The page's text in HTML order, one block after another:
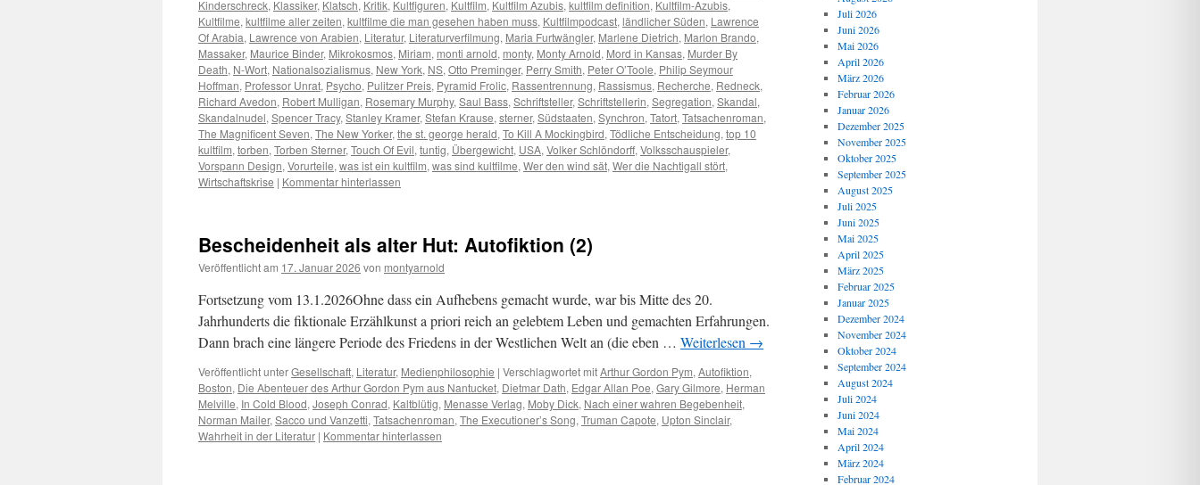
Kinderschreck, Klassiker, Klatsch, Kritik, Kultfiguren, Kultfilm, Kultfilm Azubis, kultfilm definition, Kultfilm-Azubis,
Kultfilme, kultfilme aller zeiten, kultfilme die man gesehen haben muss, Kultfilmpodcast, ländlicher Süden, Lawrence
Of Arabia, Lawrence von Arabien, Literatur, Literaturverfilmung, Maria Furtwängler, Marlene Dietrich, Marlon Brando,
Massaker, Maurice Binder, Mikrokosmos, Miriam, monti arnold, monty, Monty Arnold, Mord in Kansas, Murder By
Death, N-Wort, Nationalsozialismus, New York, NS, Otto Preminger, Perry Smith, Peter O’Toole, Philip Seymour
Hoffman, Professor Unrat, Psycho, Pulitzer Preis, Pyramid Frolic, Rassentrennung, Rassismus, Recherche, Redneck,
Richard Avedon, Robert Mulligan, Rosemary Murphy, Saul Bass, Schriftsteller, Schriftstellerin, Segregation, Skandal,
Skandalnudel, Spencer Tracy, Stanley Kramer, Stefan Krause, sterner, Südstaaten, Synchron, Tatort, Tatsachenroman,
The Magnificent Seven, The New Yorker, the st. george herald, To Kill A Mockingbird, Tödliche Entscheidung, top 10
kultfilm, torben, Torben Sterner, Touch Of Evil, tuntig, Übergewicht, USA, Volker Schlöndorff, Volksschauspieler,
Vorspann Design, Vorurteile, was ist ein kultfilm, was sind kultfilme, Wer den wind sät, Wer die Nachtigall stört,
Wirtschaftskrise | Kommentar hinterlassen
Bescheidenheit als alter Hut: Autofiktion (2)
Veröffentlicht am 17. Januar 2026 von montyarnold
Fortsetzung vom 13.1.2026Ohne dass ein Aufhebens gemacht wurde, war bis Mitte des 20.
Jahrhunderts die fiktionale Erzählkunst a priori reich an gelebtem Leben und gemachten Erfahrungen.
Dann brach eine längere Periode des Friedens in der Westlichen Welt an (die eben … Weiterlesen →
Veröffentlicht unterGesellschaft, Literatur, Medienphilosophie | Verschlagwortet mitArthur Gordon Pym, Autofiktion,
Boston, Die Abenteuer des Arthur Gordon Pym aus Nantucket, Dietmar Dath, Edgar Allan Poe, Gary Gilmore, Herman
Melville, In Cold Blood, Joseph Conrad, Kaltblütig, Menasse Verlag, Moby Dick, Nach einer wahren Begebenheit,
Norman Mailer, Sacco und Vanzetti, Tatsachenroman, The Executioner’s Song, Truman Capote, Upton Sinclair,
Wahrheit in der Literatur | Kommentar hinterlassen
Juli 2026
Juni 2026
Mai 2026
April 2026
März 2026
Februar 2026
Januar 2026
Dezember 2025
November 2025
Oktober 2025
September 2025
August 2025
Juli 2025
Juni 2025
Mai 2025
April 2025
März 2025
Februar 2025
Januar 2025
Dezember 2024
November 2024
Oktober 2024
September 2024
August 2024
Juli 2024
Juni 2024
Mai 2024
April 2024
März 2024
Februar 2024